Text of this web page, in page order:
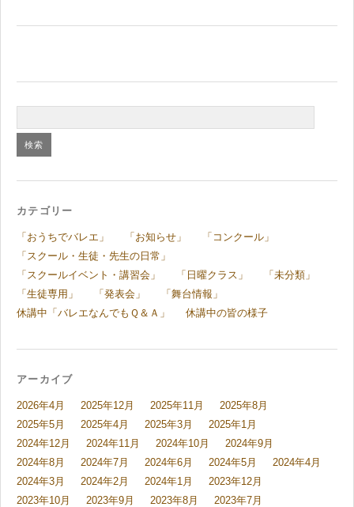
カテゴリー
「おうちでバレエ」 「お知らせ」
「コンクール」
「スクール・生徒・先生の日常」
「スクールイベント・講習会」
「日曜クラス」
「未分類」
「生徒専用」
「発表会」
「舞台情報」
休講中「バレエなんでもＱ＆Ａ」
休講中の皆の様子
アーカイブ
2026年4月 2025年12月 2025年11月
2025年8月
2025年5月
2025年4月 2025年3月
2025年1月
2024年12月
2024年11月 2024年10月
2024年9月
2024年8月
2024年7月 2024年6月 2024年5月
2024年4月
2024年3月
2024年2月 2024年1月
2023年12月
2023年10月
2023年9月 2023年8月
2023年7月